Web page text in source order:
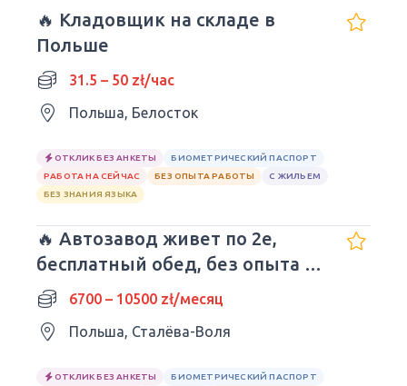
🔥 Кладовщик на складе в
Польше
31.5 – 50 zł/час
Польша, Белосток
ОТКЛИК БЕЗ АНКЕТЫ
БИОМЕТРИЧЕСКИЙ ПАСПОРТ
РАБОТА НА СЕЙЧАС
БЕЗ ОПЫТА РАБОТЫ
С ЖИЛЬЕМ
БЕЗ ЗНАНИЯ ЯЗЫКА
🔥 Автозавод живет по 2е,
бесплатный обед, без опыта и
языка.6700 – 10500 zł/месяц
Польша, Сталёва-Воля
ОТКЛИК БЕЗ АНКЕТЫ
БИОМЕТРИЧЕСКИЙ ПАСПОРТ